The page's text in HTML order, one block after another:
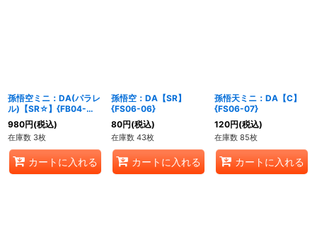
孫悟空ミニ：DA(パラレ
ル)【SR☆】{FB04-
012}
980円(税込)
在庫数 3枚
カートに入れる
孫悟空：DA【SR】
{FS06-06}
80円(税込)
在庫数 43枚
カートに入れる
孫悟天ミニ：DA【C】
{FS06-07}
120円(税込)
在庫数 85枚
カートに入れる